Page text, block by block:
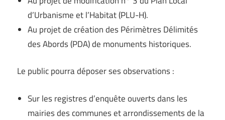
d’Urbanisme et l’Habitat (PLU-H).
Au projet de création des Périmètres Délimités
des Abords (PDA) de monuments historiques.
Le public pourra déposer ses observations :
Sur les registres d’enquête ouverts dans les
mairies des communes et arrondissements de la